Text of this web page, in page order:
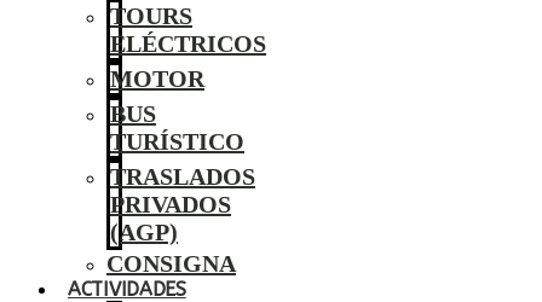
TOURS
ELÉCTRICOS
MOTOR
BUS
TURÍSTICO
TRASLADOS
PRIVADOS
(AGP)
CONSIGNA
ACTIVIDADES